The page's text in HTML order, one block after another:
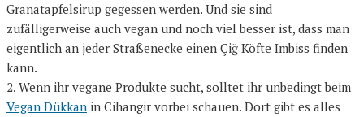
Granatapfelsirup gegessen werden. Und sie sind
zufälligerweise auch vegan und noch viel besser ist, dass man
eigentlich an jeder Straßenecke einen Çiğ Köfte Imbiss finden
kann.
2. Wenn ihr vegane Produkte sucht, solltet ihr unbedingt beim
Vegan Dükkan in Cihangir vorbei schauen. Dort gibt es alles